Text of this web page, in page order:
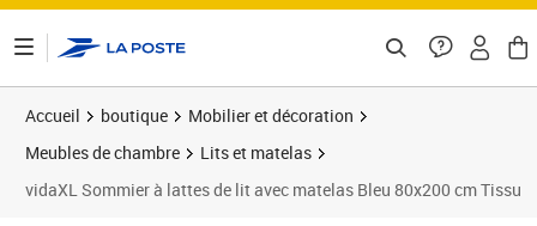
Accueil boutique
Mobilier et décoration
Meubles de chambre
Lits et matelas
vidaXL Sommier à lattes de lit avec matelas Bleu 80x200 cm Tissu